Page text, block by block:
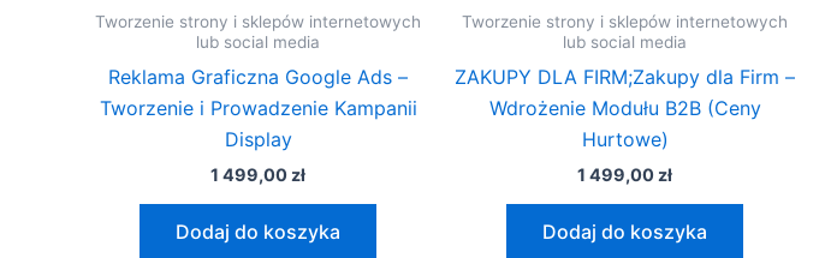
Tworzenie strony i sklepów internetowych
lub social media
Reklama Graficzna Google Ads –
Tworzenie i Prowadzenie Kampanii
Display
1 499,00 zł
Dodaj do koszyka
Tworzenie strony i sklepów internetowych
lub social media
ZAKUPY DLA FIRM;Zakupy dla Firm –
Wdrożenie Modułu B2B (Ceny
Hurtowe)
1 499,00 zł
Dodaj do koszyka